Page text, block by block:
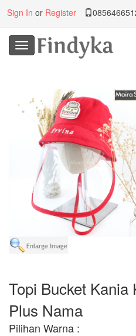
Sign In or Register
Topi Bucket Kania
Plus Nama
Pilihan Warna :